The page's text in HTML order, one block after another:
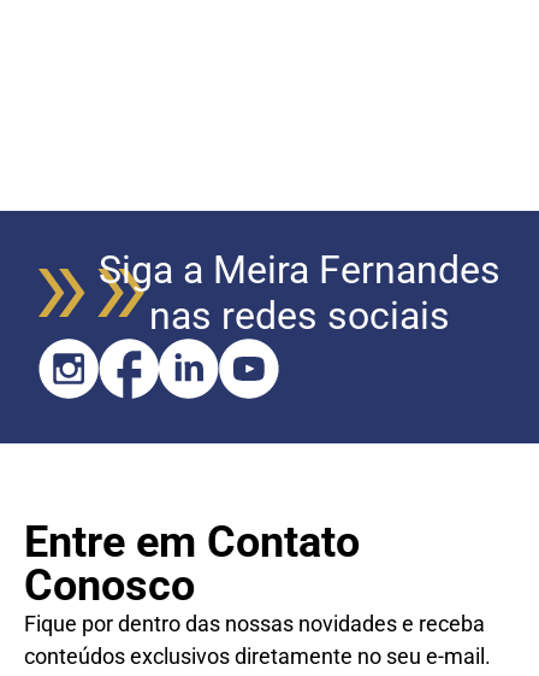
Siga a Meira Fernandes
nas redes sociais
Entre em Contato
Conosco
Fique por dentro das nossas novidades e receba
conteúdos exclusivos diretamente no seu e-mail.